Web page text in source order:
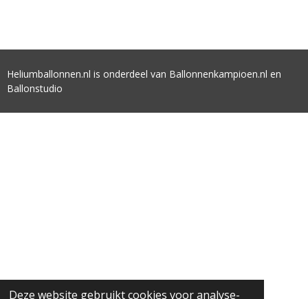
Deze website gebruikt cookies voor analyse-
Heliumballonnen.nl is onderdeel van Ballonnenkampioen.nl en
Ballonstudio